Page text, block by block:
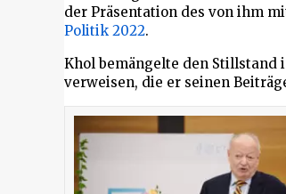
der Präsentation des von ihm
Politik 2022.
Khol bemängelte den Stillstand
verweisen, die er seinen